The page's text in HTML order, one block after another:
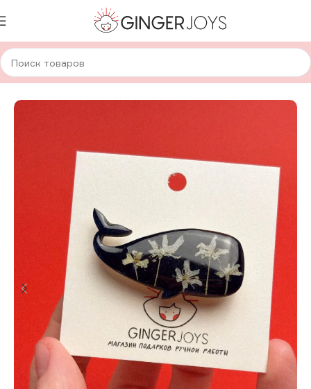
Главная Украшения Брошки и значки Деревянные брошки